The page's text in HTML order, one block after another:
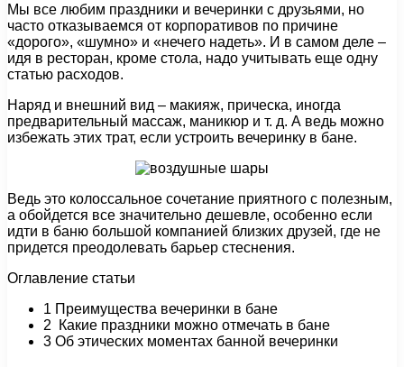
Мы все любим праздники и вечеринки с друзьями, но
часто отказываемся от корпоративов по причине
«дорого», «шумно» и «нечего надеть». И в самом деле –
идя в ресторан, кроме стола, надо учитывать еще одну
статью расходов.
Наряд и внешний вид – макияж, прическа, иногда
предварительный массаж, маникюр и т. д. А ведь можно
избежать этих трат, если устроить вечеринку в бане.
Ведь это колоссальное сочетание приятного с полезным,
а обойдется все значительно дешевле, особенно если
идти в баню большой компанией близких друзей, где не
придется преодолевать барьер стеснения.
Оглавление статьи
1 Преимущества вечеринки в бане
2 Какие праздники можно отмечать в бане
3 Об этических моментах банной вечеринки